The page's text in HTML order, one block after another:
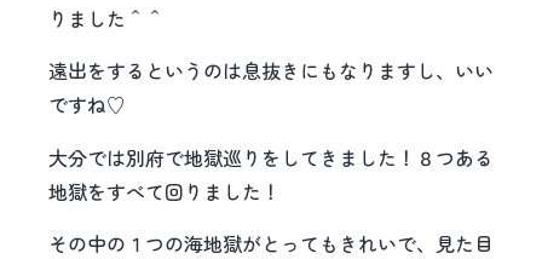
りました＾＾
遠出をするというのは息抜きにもなりますし、いい
ですね♡
大分では別府で地獄巡りをしてきました！８つある
地獄をすべて回りました！
その中の１つの海地獄がとってもきれいで、見た目